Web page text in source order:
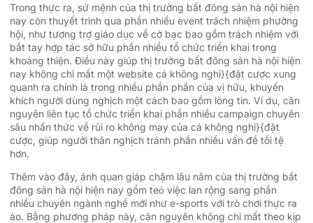
Trong thực ra, sứ mệnh của thị trường bất đông sản hà nội hiện
nay còn thuyết trình qua phần nhiều event trách nhiệm phường
hội, như tương trợ giáo dục về cờ bạc bao gồm trách nhiệm với
bắt tay hợp tác sở hữu phần nhiều tổ chức triển khai trong
khoảng thiện. Điều này giúp thị trường bất đông sản hà nội hiện
nay không chỉ mất một website cá không nghỉ}{đặt cược xung
quanh ra chính là trong nhiều phần phần của vị hữu, khuyến
khích người dùng nghịch một cách bao gồm lòng tin. Ví dụ, căn
nguyên liên tục tổ chức triển khai phần nhiều campaign chuyên
sâu nhấn thức về rủi ro không may của cá không nghỉ}{đặt
cược, giúp người thân nghịch tránh phần nhiều vấn đề tồi tệ
hơn.
Thêm vào đây, ánh quan giáp chậm lâu năm của thị trường bất
đông sản hà nội hiện nay gồm teó việc lan rộng sang phần
nhiều chuyên ngành nghề mới như e-sports với trò chơi thực ra
ảo. Bằng phương pháp này, căn nguyên không chỉ mất theo kịp